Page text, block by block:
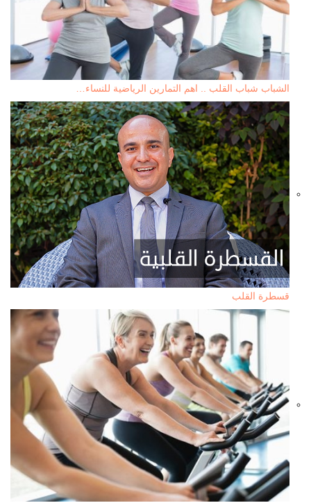
الشباب شباب القلب .. اهم التمارين الرياضية للنساء…
قسطرة القلب